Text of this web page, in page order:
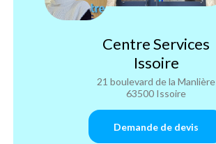
Centre Services
Issoire
21 boulevard de la Manlière
63500 Issoire
Demande de devis